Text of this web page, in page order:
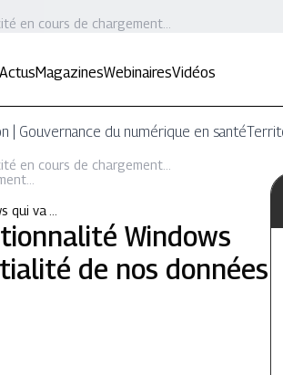
en cours de chargement...
MagazinesWebinairesVidéos
| Gouvernance du numérique en santé
en cours de chargement...
qui va …
Windows
de nos données